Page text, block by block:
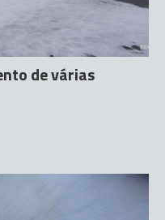
de várias